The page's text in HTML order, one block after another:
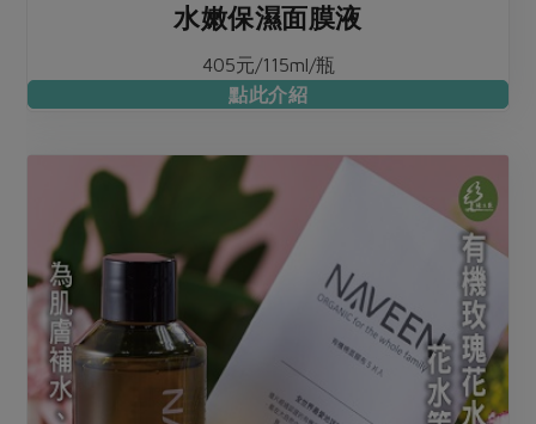
水嫩保濕面膜液
405元/115ml/瓶
點此介紹